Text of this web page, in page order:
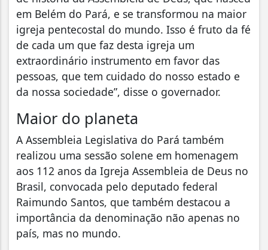
em Belém do Pará, e se transformou na maior
igreja pentecostal do mundo. Isso é fruto da fé
de cada um que faz desta igreja um
extraordinário instrumento em favor das
pessoas, que tem cuidado do nosso estado e
da nossa sociedade”, disse o governador.
Maior do planeta
A Assembleia Legislativa do Pará também
realizou uma sessão solene em homenagem
aos 112 anos da Igreja Assembleia de Deus no
Brasil, convocada pelo deputado federal
Raimundo Santos, que também destacou a
importância da denominação não apenas no
país, mas no mundo.